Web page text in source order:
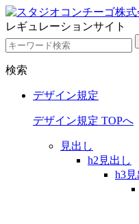
レギュレーションサイト
検索
デザイン規定
デザイン規定 TOPへ
見出し
h2見出し
h3見